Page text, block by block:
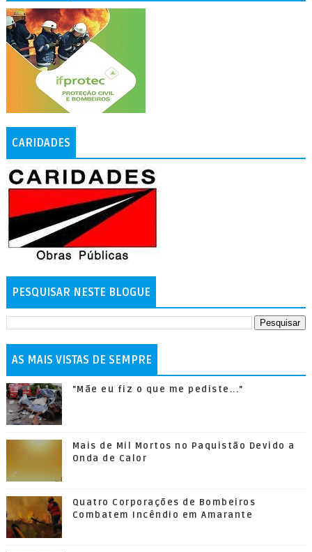
CARIDADES
PESQUISAR NESTE BLOGUE
AS MAIS VISTAS DE SEMPRE
"Mãe eu fiz o que me pediste..."
Mais de Mil Mortos no Paquistão Devido a
Onda de Calor
Quatro Corporações de Bombeiros
Combatem Incêndio em Amarante